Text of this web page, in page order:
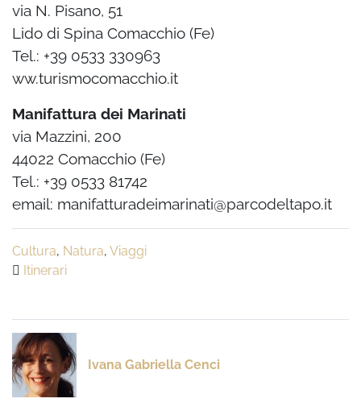
via N. Pisano, 51
Lido di Spina Comacchio (Fe)
Tel.: +39 0533 330963
ww.turismocomacchio.it
Manifattura dei Marinati
via Mazzini, 200
44022 Comacchio (Fe)
Tel.: +39 0533 81742
email: manifatturadeimarinati@parcodeltapo.it
Cultura, Natura, Viaggi
Itinerari
Ivana Gabriella Cenci